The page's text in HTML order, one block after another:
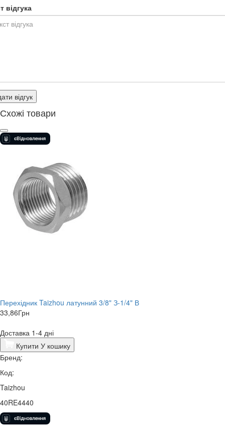
відгука
відгук
Схожі товари
Перехідник Taizhou латунний 3/8" З-1/4" В
33,86Грн
Доставка 1-4 дні
Купити У кошику
Бренд:
Код:
Taizhou
40RE4440